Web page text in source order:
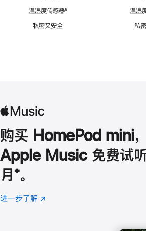
温湿度传感器脚
⁶
私密又安全
温湿
私
购买 HomePod mini，
Apple Music 免费试
月 脚
注
⁺。
进一步了解 Apple
(在